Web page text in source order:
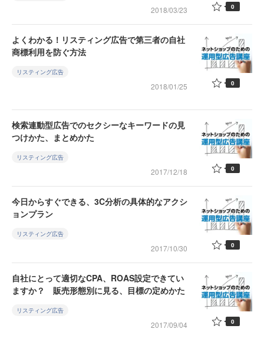
2018/03/23 0
よくわかる！リスティング広告で第三者の自社
商標利用を防ぐ方法
リスティング広告
2018/01/25 0
検索連動型広告でのセクシーなキーワードの見
つけかた、まとめかた
リスティング広告
2017/12/18 0
今日からすぐできる、3C分析の具体的なアクシ
ョンプラン
リスティング広告
2017/10/30 0
自社にとって適切なCPA、ROAS設定できてい
ますか？ 販売形態別に見る、目標の定めかた
リスティング広告
2017/09/04 0